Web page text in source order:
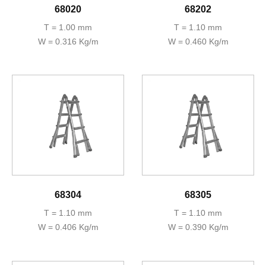
68020
T = 1.00 mm
W = 0.316 Kg/m
68202
T = 1.10 mm
W = 0.460 Kg/m
68304
T = 1.10 mm
W = 0.406 Kg/m
68305
T = 1.10 mm
W = 0.390 Kg/m